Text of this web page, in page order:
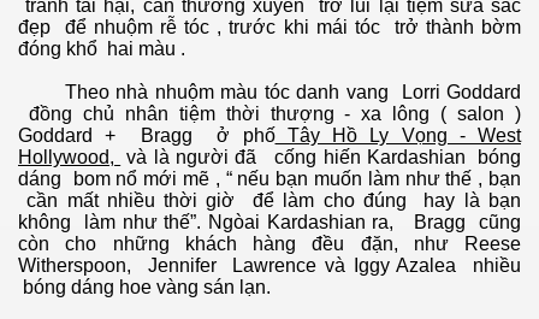
tránh tai hại, cần thường xuyên trở lui lại tiệm sửa sắc
đẹp để nhuộm rễ tóc , trước khi mái tóc trở thành bờm
đóng khổ hai màu .
Theo nhà nhuộm màu tóc danh vang Lorri Goddard
đồng chủ nhân tiệm thời thượng - xa lông ( salon )
Goddard + Bragg ở phốTây Hồ Ly Vọng - West
Hollywood,
và là người đã cống hiến Kardashian bóng
dáng bom nổ mới mẽ , “ nếu bạn muốn làm như thế , bạn
cần mất nhiều thời giờ để làm cho đúng hay là bạn
không làm như thế”. Ngòai Kardashian ra, Bragg cũng
còn cho những khách hàng đều đặn, như Reese
Witherspoon, Jennifer Lawrence và Iggy Azalea nhiều
bóng dáng hoe vàng sán lạn.